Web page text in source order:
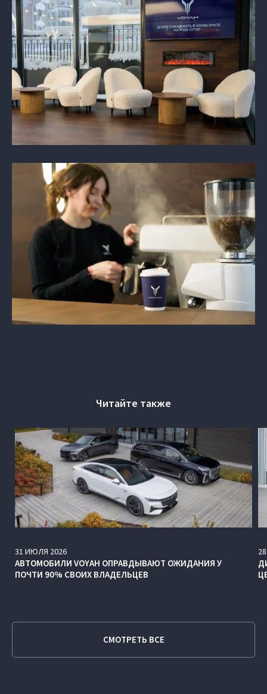
Читайте также
31 ИЮЛЯ 2026
АВТОМОБИЛИ VOYAH ОПРАВДЫВАЮТ ОЖИДАНИЯ У
ПОЧТИ 90% СВОИХ ВЛАДЕЛЬЦЕВ
28
СМОТРЕТЬ ВСЕ